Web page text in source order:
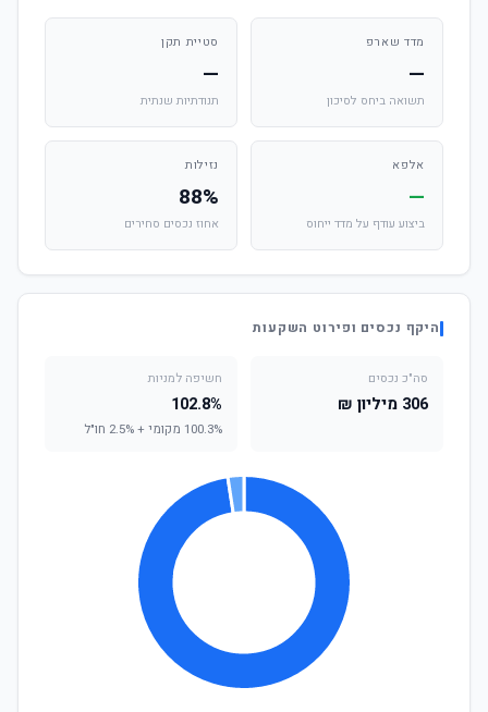
מדד שארפ
—
תשואה ביחס לסיכון
סטיית תקן
—
תנודתיות שנתית
אלפא
—
ביצוע עודף על מדד ייחוס
נזילות
88%
אחוז נכסים סחירים
היקף נכסים ופירוט השקעות
סה"כ נכסים
306 מיליון ₪
חשיפה למניות
102.8%
100.3% מקומי + 2.5% חו"ל